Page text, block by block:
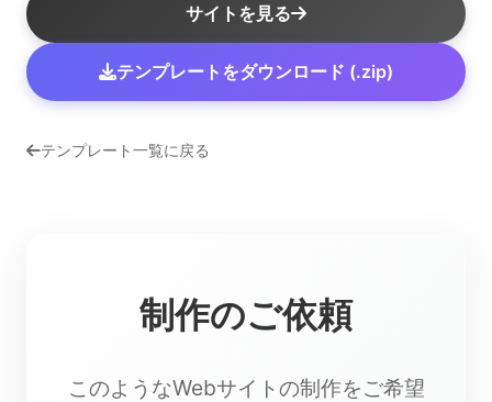
サイトを見る
テンプレートをダウンロード (.zip)
テンプレート一覧に戻る
制作のご依頼
このようなWebサイトの制作をご希望